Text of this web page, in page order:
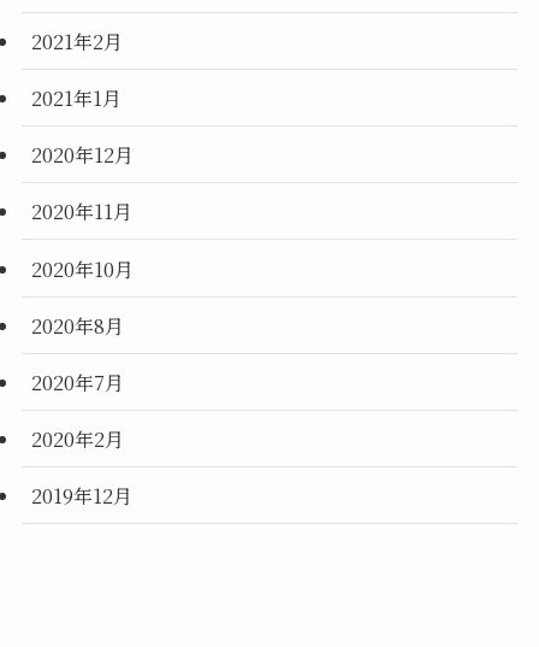
2021年2月
2021年1月
2020年12月
2020年11月
2020年10月
2020年8月
2020年7月
2020年2月
2019年12月